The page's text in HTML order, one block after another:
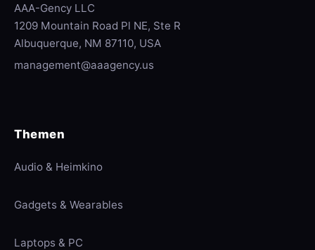
AAA-Gency LLC
1209 Mountain Road Pl NE, Ste R
Albuquerque, NM 87110, USA
management@aaagency.us
Themen
Audio & Heimkino
Gadgets & Wearables
Laptops & PC